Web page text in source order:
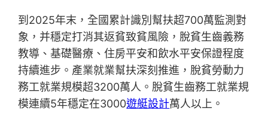
到2025年末，全國累計識別幫扶超700萬監測對
象，并穩定打消其返貧致貧風險，脫貧生齒義務
教導、基礎醫療、住房平安和飲水平安保證程度
持續進步。產業就業幫扶深刻推進，脫貧勞動力
務工就業規模超3200萬人。脫貧生齒務工就業規
模連續5年穩定在3000遊艇設計萬人以上。